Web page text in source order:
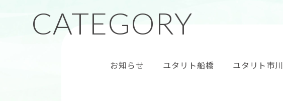
お知らせ ユタリト船橋 ユタリト市川